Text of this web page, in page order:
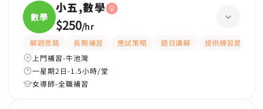
數學
小五,數學
$250/hr
解題思路 長期補習 應試策略 題目講解
提供練習題/試題
上門補習-牛池灣
一星期2日-1.5小時/堂
女導師-全職補習